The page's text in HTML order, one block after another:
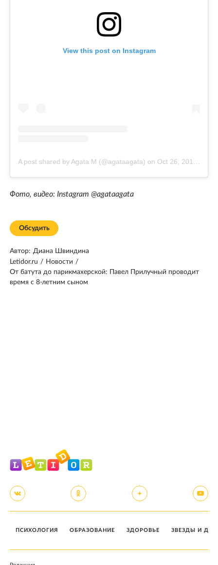
View this post on Instagram
A post shared by Agata M (@agataagata) on Oct 26, 2019 at 6:27am PDT
Фото, видео: Instagram @agataagata
Обсудить
Автор: Диана Швиндина
Letidor.ru / Новости /
От батута до парикмахерской: Павел Прилучный проводит
время с 8-летним сыном
ПСИХОЛОГИЯ ОБРАЗОВАНИЕ ЗДОРОВЬЕ ЗВЕЗДЫ И